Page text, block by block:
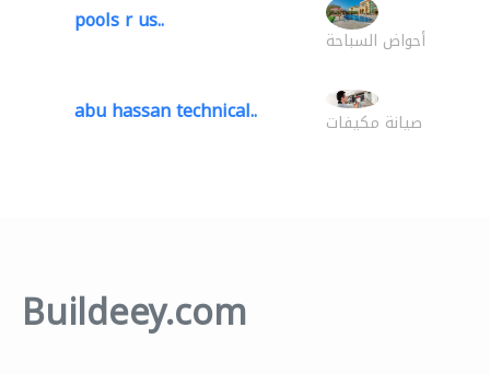
pools r us..
أحواض السباحة
abu hassan technical.. صيانة مكيفات
Buildeey.com